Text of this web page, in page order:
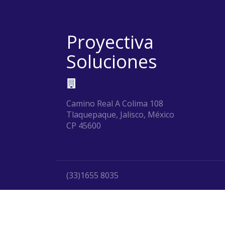
Proyectiva
Soluciones
Camino Real A Colima 108
Tlaquepaque, Jalisco, México
CP 45600
(33)1655 8035